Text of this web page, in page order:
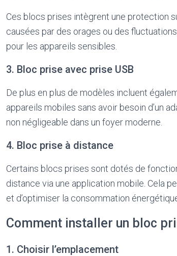
Ces blocs prises intègrent une protection
causées par des orages ou des
pour les appareils sensibles.
3. Bloc prise avec prise USB
De plus en plus de modèles incluent
appareils mobiles sans avoir besoin d’un
non négligeable dans un foyer moderne.
4. Bloc prise à distance
Certains blocs prises sont dotés de
distance via une application mobile. Cela
et d’optimiser la consommation
Comment installer un bloc
1. Choisir l’emplacement